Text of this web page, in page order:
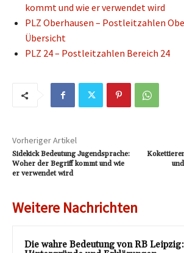
kommt und wie er verwendet wird
PLZ Oberhausen – Postleitzahlen
Übersicht
PLZ 24 – Postleitzahlen Bereich 24
Vorheriger Artikel
Sidekick Bedeutung Jugendsprache:
Woher der Begriff kommt und wie
er verwendet wird
Weitere Nachrichten
Die wahre Bedeutung von RB Leipzig: